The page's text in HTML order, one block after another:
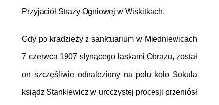
Przyjaciół Straży Ogniowej w Wiskitkach.
Gdy po kradzieży z sanktuarium w Miedniewicach
7 czerwca 1907 słynącego łaskami Obrazu, został
on szczęśliwie odnaleziony na polu koło Sokula
ksiądz Stankiewicz w uroczystej procesji przeniósł